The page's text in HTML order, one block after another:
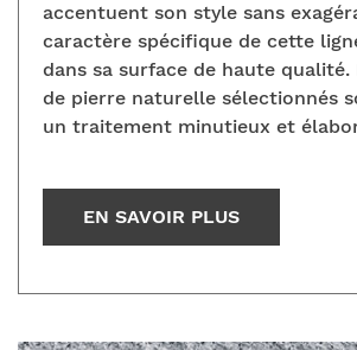
accentuent son style sans
caractère spécifique de cette
dans sa surface de haute qualité.
de pierre naturelle sélectionnés
un traitement minutieux et
EN SAVOIR PLUS